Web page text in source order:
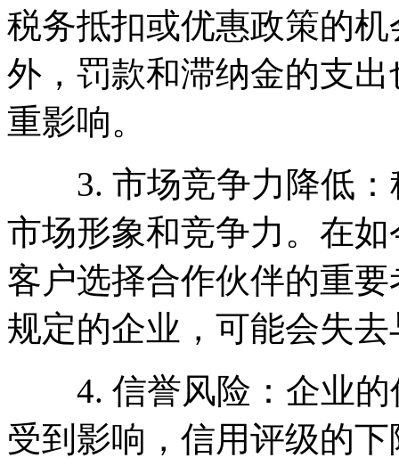
税务抵扣或优惠政策的
外，罚款和滞纳金的支
重影响。
3. 市场竞争力降低：
市场形象和竞争力。在
客户选择合作伙伴的重
规定的企业，可能会失
4. 信誉风险：企业的
受到影响，信用评级的